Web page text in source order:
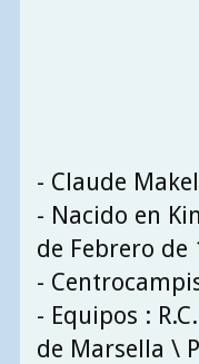
- Claude
- Nacido en
de Febrero de
-
- Equipos :
de Marsella \